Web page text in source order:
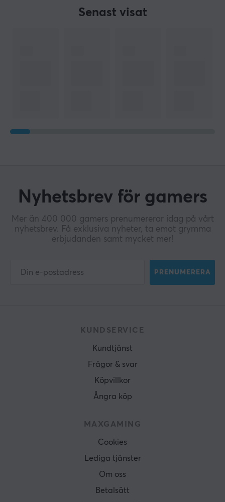
Senast visat
Nyhetsbrev för gamers
Mer än 400 000 gamers prenumererar idag på vårt
nyhetsbrev. Få exklusiva nyheter, ta emot grymma
erbjudanden samt mycket mer!
PRENUMERERA
KUNDSERVICE
Kundtjänst
Frågor & svar
Köpvillkor
Ångra köp
MAXGAMING
Cookies
Lediga tjänster
Om oss
Betalsätt